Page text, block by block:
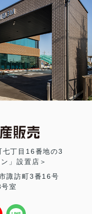
七丁目16番地の3
」設置店＞
諏訪町3番16号
室